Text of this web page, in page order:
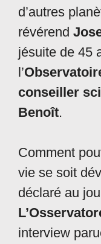
d’autres
révérend
jésuite de 45
l’
conseiller
Benoît.
Comment
vie se soit
déclaré au
interview